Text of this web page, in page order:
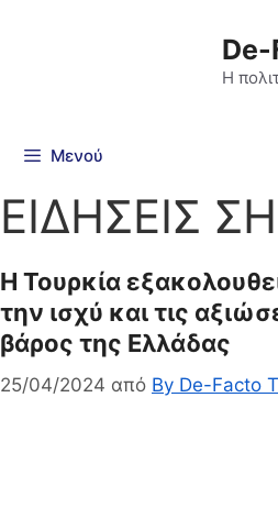
Η
Μενού
ΕΙΔΗΣΕΙΣ
Η Τουρκία
την ισχύ και τις
βάρος της Ελλάδας
25/04/2024 από By De-Facto